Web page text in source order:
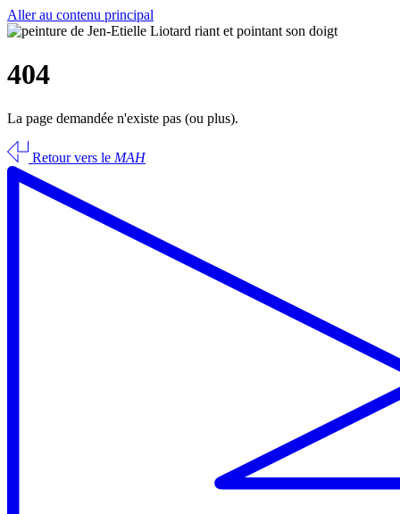
Aller au contenu principal
404
La page demandée n'existe pas (ou plus).
Retour vers le MAH